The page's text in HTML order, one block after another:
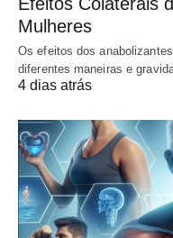
Mulheres
Os efeitos dos
diferentes maneiras e
4 dias atrás